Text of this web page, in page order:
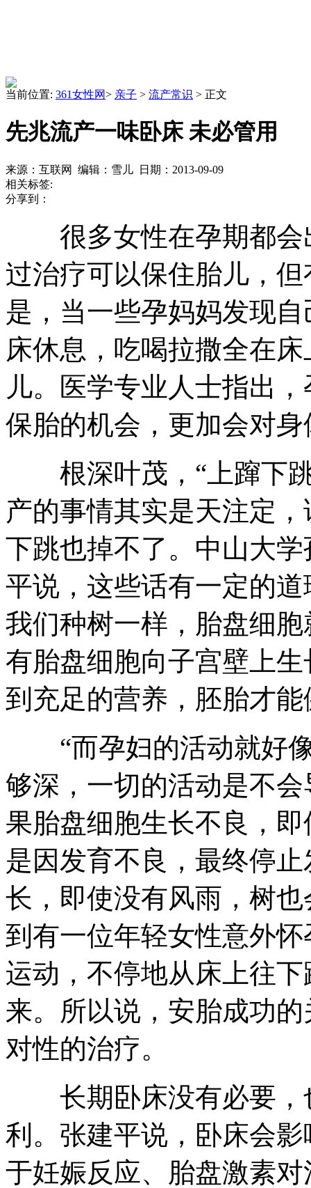
当前位置: 361女性网> 亲子 > 流产常识 > 正文
先兆流产一味卧床 未必管用
来源：互联网 编辑：雪儿 日期：2013-09-09
相关标签:
分享到：
很多女性在孕期都会
过治疗可以保住胎儿，
是，当一些孕妈妈发现
床休息，吃喝拉撒全在
儿。医学专业人士指出
保胎的机会，更加会对
根深叶茂，“上蹿下跳
产的事情其实是天注定
下跳也掉不了。中山大
平说，这些话有一定的
我们种树一样，胎盘细
有胎盘细胞向子宫壁上
到充足的营养，胚胎才
“而孕妇的活动就好像
够深，一切的活动是不
果胎盘细胞生长不良，
是因发育不良，最终停
长，即使没有风雨，树
到有一位年轻女性意外
运动，不停地从床上往
来。所以说，安胎成功
对性的治疗。
长期卧床没有必要，
利。张建平说，卧床会
于妊娠反应、胎盘激素